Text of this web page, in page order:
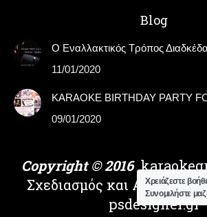
Blog
Ο Εναλλακτικός Τρόπος
11/01/2020
KARAOKE BIRTHDAY PARTY
09/01/2020
Copyright © 2016
Σχεδιασμός και Ανάπτυξη
psdesigner.gr
Χρειάζεστε
Συνομιλήστε